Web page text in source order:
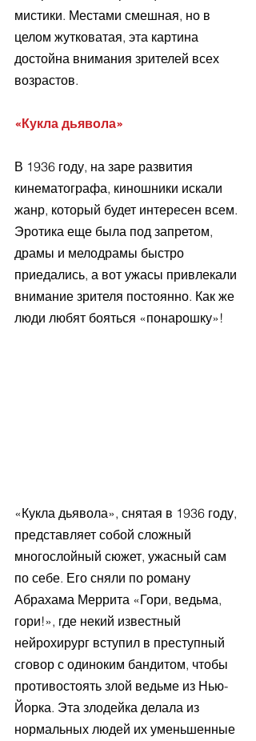
мистики. Местами смешная, но в
целом жутковатая, эта картина
достойна внимания зрителей всех
возрастов.
«Кукла дьявола»
В 1936 году, на заре развития
кинематографа, киношники искали
жанр, который будет интересен всем.
Эротика еще была под запретом,
драмы и мелодрамы быстро
приедались, а вот ужасы привлекали
внимание зрителя постоянно. Как же
люди любят бояться «понарошку»!
«Кукла дьявола», снятая в 1936 году,
представляет собой сложный
многослойный сюжет, ужасный сам
по себе. Его сняли по роману
Абрахама Меррита «Гори, ведьма,
гори!», где некий известный
нейрохирург вступил в преступный
сговор с одиноким бандитом, чтобы
противостоять злой ведьме из Нью-
Йорка. Эта злодейка делала из
нормальных людей их уменьшенные